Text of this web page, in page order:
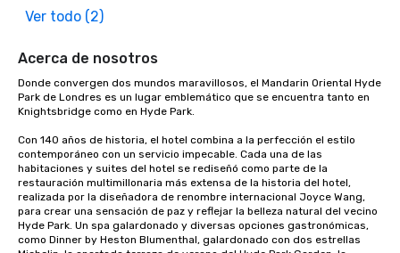
Ver todo (2)
Acerca de nosotros
Donde convergen dos mundos maravillosos, el Mandarin Oriental Hyde
Park de Londres es un lugar emblemático que se encuentra tanto en
Knightsbridge como en Hyde Park.
Con 140 años de historia, el hotel combina a la perfección el estilo
contemporáneo con un servicio impecable. Cada una de las
habitaciones y suites del hotel se rediseñó como parte de la
restauración multimillonaria más extensa de la historia del hotel,
realizada por la diseñadora de renombre internacional Joyce Wang,
para crear una sensación de paz y reflejar la belleza natural del vecino
Hyde Park. Un spa galardonado y diversas opciones gastronómicas,
como Dinner by Heston Blumenthal, galardonado con dos estrellas